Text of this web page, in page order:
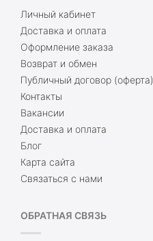
Личный кабинет
Доставка и оплата
Оформление заказа
Возврат и обмен
Публичный договор (оферта)
Контакты
Вакансии
Доставка и оплата
Блог
Карта сайта
Связаться с нами
ОБРАТНАЯ СВЯЗЬ